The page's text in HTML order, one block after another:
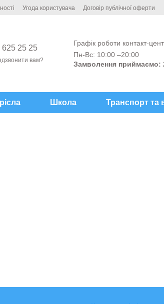
Угода користувача
Договір публічної оферти
625 25 25
вам?
Графік роботи контакт-
Пн-Вс: 10:00 –20:00
Замволення приймаємо:
Школа Транспорт та